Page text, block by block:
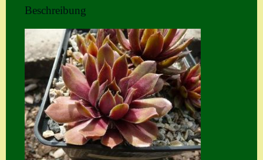
Kasse
Kontakt
Mein Konto
Naturformen
S. x nixonii
Semps die ich
Beschreibung